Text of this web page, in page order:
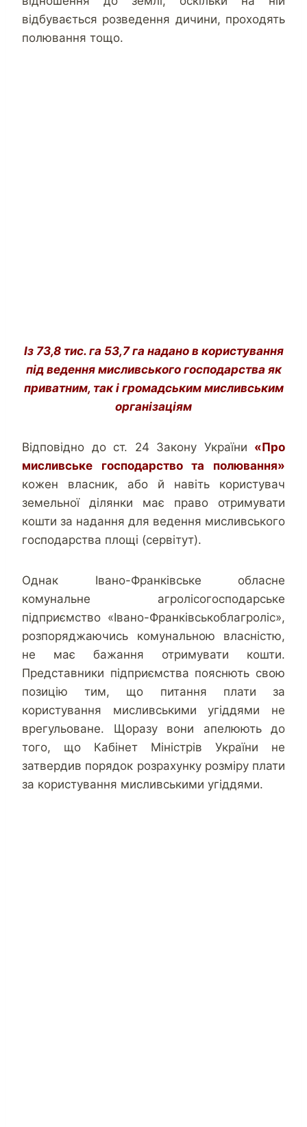
відбувається розведення дичини, проходять
полювання тощо.
Із 73,8 тис. га 53,7 га надано в користування
під ведення мисливського господарства як
приватним, так і громадським мисливським
організаціям
Відповідно до ст. 24 Закону України «Про
мисливське господарство та полювання»
кожен власник, або й навіть користувач
земельної ділянки має право отримувати
кошти за надання для ведення мисливського
господарства площі (сервітут).
Однак Івано-Франківське обласне
комунальне агролісогосподарське
підприємство «Івано-Франківськоблагроліс»,
розпоряджаючись комунальною власністю,
не має бажання отримувати кошти.
Представники підприємства пояснють свою
позицію тим, що питання плати за
користування мисливськими угіддями не
врегульоване. Щоразу вони апелюють до
того, що Кабінет Міністрів України не
затвердив порядок розрахунку розміру плати
за користування мисливськими угіддями.